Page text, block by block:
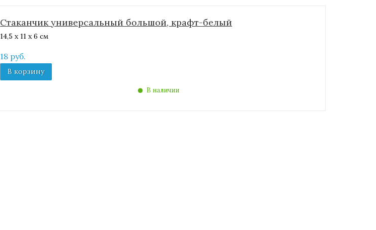
Стаканчик универсальный большой, крафт-белый
14,5 х 11 х 6 см
18 руб.
В корзину
В наличии